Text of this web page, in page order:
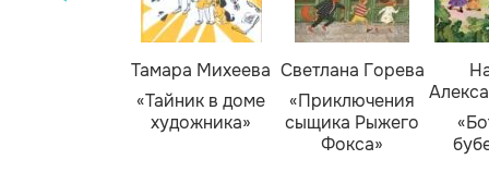
Тамара Михеева
«Тайник в доме
художника»
Светлана Горева
«Приключения
сыщика Рыжего
Фокса»